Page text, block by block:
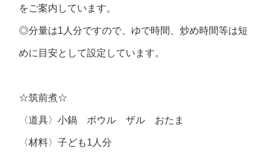
をご案内しています。
◎分量は1人分ですので、ゆで時間、炒め時間等は短
めに目安として設定しています。
☆筑前煮☆
〈道具〉小鍋 ボウル ザル おたま
〈材料〉子ども1人分